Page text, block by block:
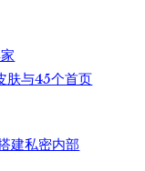
与45个首页
建私密内部